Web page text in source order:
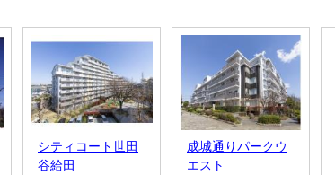
シティコート世田
谷給田
成城通りパークウ
エスト